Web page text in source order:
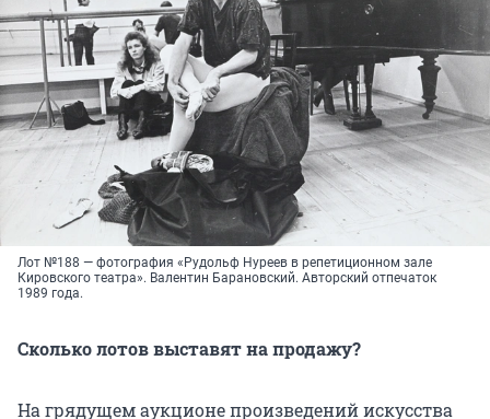
Лот №188 — фотография «Рудольф Нуреев в репетиционном зале
Кировского театра». Валентин Барановский. Авторский отпечаток
1989 года.
Сколько лотов выставят на продажу?
На грядущем аукционе произведений искусства